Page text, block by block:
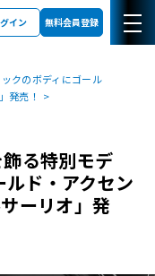
イン 無料会員登録
クのボディにゴール
発売！
る特別モデ
ド・アクセン
ーリオ」発